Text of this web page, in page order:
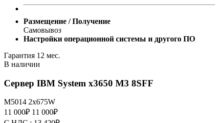
Размещение / Получение
Самовывоз
Настройки операционной системы и другого ПО
Гарантия 12 мес.
В наличии
Сервер IBM System x3650 M3 8SFF
M5014 2x675W
11 000₽ 11 000₽